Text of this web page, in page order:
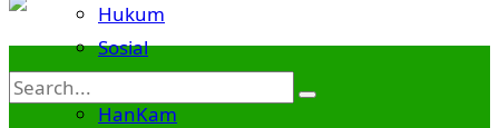
Hukum
Sosial
Budaya
HanKam